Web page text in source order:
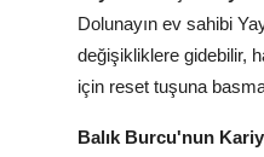
Dolunayın ev sahibi
değişikliklere gidebilir,
için reset tuşuna
Balık Burcu'nun